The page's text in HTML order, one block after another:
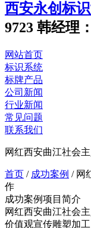
西安永创标
9723 韩经理
网站首页
标识系统
标牌产品
公司新闻
行业新闻
常见问题
联系我们
网红西安曲江社会
首页 / 成功案例 /网
作
成功案例项目简介
网红西安曲江社会
价值观宣传雕塑加